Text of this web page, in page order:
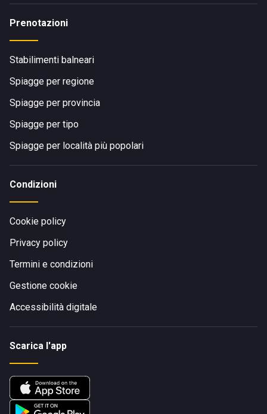
Prenotazioni
Stabilimenti balneari
Spiagge per regione
Spiagge per provincia
Spiagge per tipo
Spiagge per località più popolari
Condizioni
Cookie policy
Privacy policy
Termini e condizioni
Gestione cookie
Accessibilità digitale
Scarica l'app